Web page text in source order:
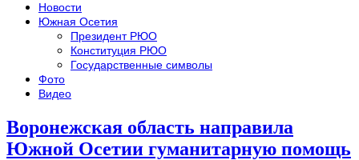
Новости
Южная Осетия
Президент РЮО
Конституция РЮО
Государственные символы
Фото
Видео
Воронежская область направила
Южной Осетии гуманитарную помощь